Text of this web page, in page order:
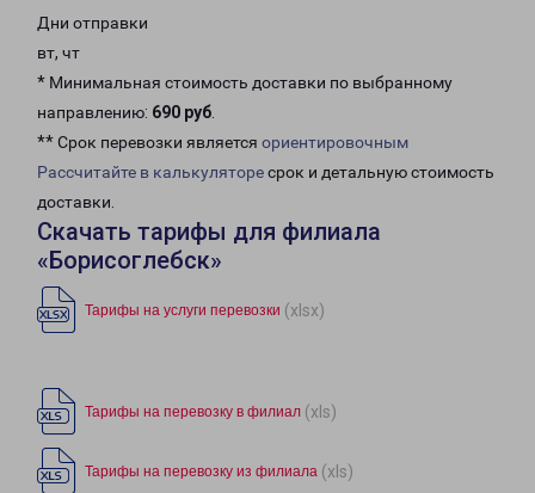
Дни отправки
вт, чт
* Минимальная стоимость доставки по выбранному
направлению: 690 руб.
** Срок перевозки является ориентировочным
Рассчитайте в калькуляторесрок и детальную стоимость
доставки.
Скачать тарифы для филиала
«Борисоглебск»
Тарифы на услуги перевозки (xlsx)
Тарифы на перевозку в филиал (xls)
Тарифы на перевозку из филиала (xls)